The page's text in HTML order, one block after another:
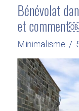
Bénévolat
et
Minimalisme